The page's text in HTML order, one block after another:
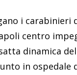
i carabinieri
centro
dinamica
in ospedale